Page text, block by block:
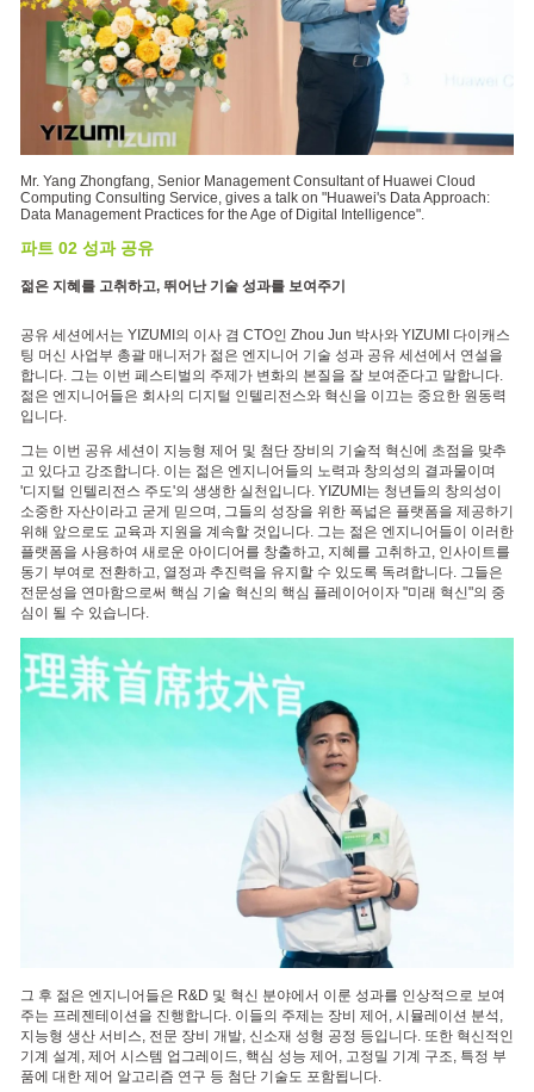
Mr. Yang Zhongfang, Senior Management Consultant of Huawei Cloud
Computing Consulting Service, gives a talk on "Huawei's Data Approach:
Data Management Practices for the Age of Digital Intelligence".
파트 02 성과 공유
젊은 지혜를 고취하고, 뛰어난 기술 성과를 보여주기
공유 세션에서는 YIZUMI의 이사 겸 CTO인 Zhou Jun 박사와 YIZUMI 다이캐스
팅 머신 사업부 총괄 매니저가 젊은 엔지니어 기술 성과 공유 세션에서 연설을
합니다. 그는 이번 페스티벌의 주제가 변화의 본질을 잘 보여준다고 말합니다.
젊은 엔지니어들은 회사의 디지털 인텔리전스와 혁신을 이끄는 중요한 원동력
입니다.
그는 이번 공유 세션이 지능형 제어 및 첨단 장비의 기술적 혁신에 초점을 맞추
고 있다고 강조합니다. 이는 젊은 엔지니어들의 노력과 창의성의 결과물이며
'디지털 인텔리전스 주도'의 생생한 실천입니다. YIZUMI는 청년들의 창의성이
소중한 자산이라고 굳게 믿으며, 그들의 성장을 위한 폭넓은 플랫폼을 제공하기
위해 앞으로도 교육과 지원을 계속할 것입니다. 그는 젊은 엔지니어들이 이러한
플랫폼을 사용하여 새로운 아이디어를 창출하고, 지혜를 고취하고, 인사이트를
동기 부여로 전환하고, 열정과 추진력을 유지할 수 있도록 독려합니다. 그들은
전문성을 연마함으로써 핵심 기술 혁신의 핵심 플레이어이자 "미래 혁신"의 중
심이 될 수 있습니다.
그 후 젊은 엔지니어들은 R&D 및 혁신 분야에서 이룬 성과를 인상적으로 보여
주는 프레젠테이션을 진행합니다. 이들의 주제는 장비 제어, 시뮬레이션 분석,
지능형 생산 서비스, 전문 장비 개발, 신소재 성형 공정 등입니다. 또한 혁신적인
기계 설계, 제어 시스템 업그레이드, 핵심 성능 제어, 고정밀 기계 구조, 특정 부
품에 대한 제어 알고리즘 연구 등 첨단 기술도 포함됩니다.